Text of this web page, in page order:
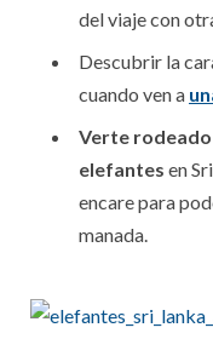
del viaje con
Descubrir la
cuando ven a
Verte
elefantes en
encare para
manada.